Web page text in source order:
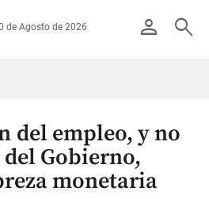
person search
de Agosto de 2026
del empleo, y no
Gobierno,
monetaria